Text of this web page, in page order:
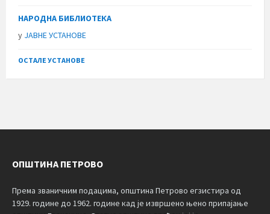
НАРОДНА БИБЛИОТЕКА
у ЈАВНЕ УСТАНОВЕ
ОСТАЛЕ УСТАНОВЕ
ОПШТИНА ПЕТРОВО
Према званичним подацима, општина Петрово егзистира од
1929. године до 1962. године кад је извршено њено припајање